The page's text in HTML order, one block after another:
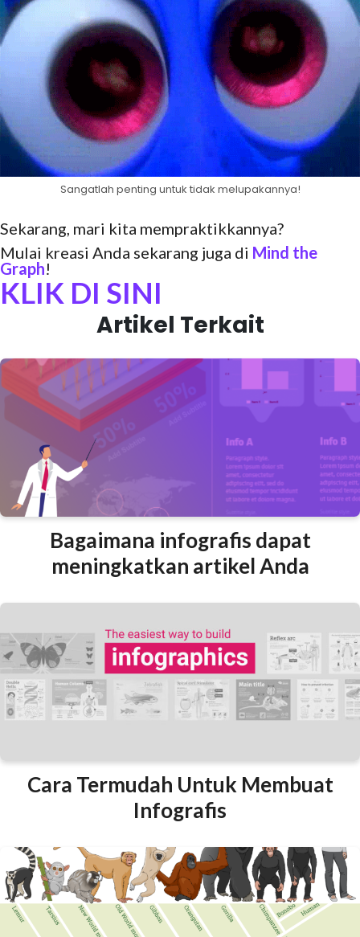
Sangatlah penting untuk tidak melupakannya!
Sekarang, mari kita mempraktikkannya?
Mulai kreasi Anda sekarang juga di Mind the
Graph!
KLIK DI SINI
Artikel Terkait
Bagaimana infografis dapat
meningkatkan artikel Anda
Cara Termudah Untuk Membuat
Infografis